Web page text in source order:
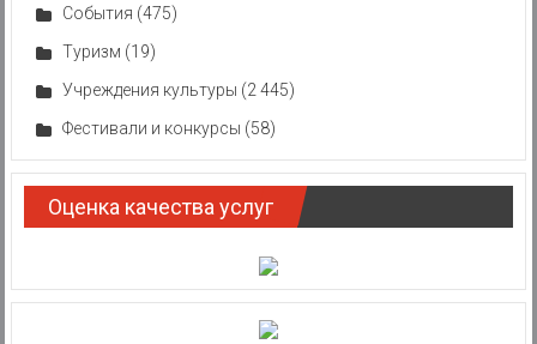
События (475)
Туризм (19)
Учреждения культуры (2 445)
Фестивали и конкурсы (58)
Оценка качества услуг